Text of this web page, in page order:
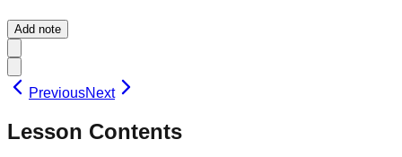
Add note
PreviousNext
Lesson Contents